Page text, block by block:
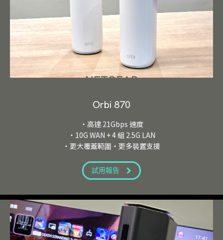
NETGEAR
Orbi 870
・高達 21Gbps 速度
・10G WAN + 4 組 2.5G LAN
・更大覆蓋範圍・更多裝置支援
試用報告